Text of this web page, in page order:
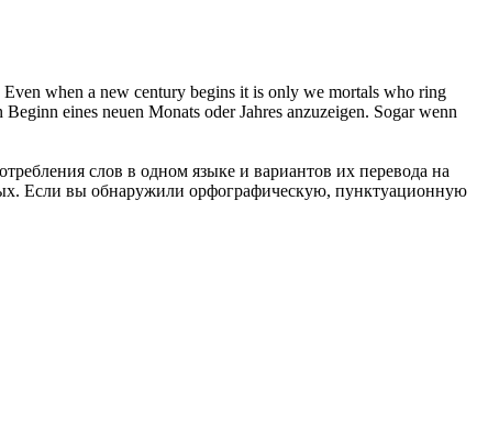
when a new century begins it is only we mortals who ring
eines neuen Monats oder Jahres anzuzeigen. Sogar wenn
слов в одном языке и вариантов их перевода на
Если вы обнаружили орфографическую, пунктуационную